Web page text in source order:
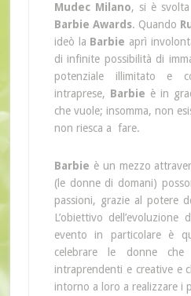
Mudec Milano, si è
Barbie Awards. Quando
ideò la Barbie aprì
di infinite possibilità di
potenziale illimitato e
intraprese, Barbie è in
che vuole; insomma, non
non riesca a fare.
Barbie è un mezzo
(le donne di domani)
passioni, grazie al potere
L’obiettivo
evento in particolare è
celebrare le donne che
intraprendenti e creative e
intorno a loro a realizzare i